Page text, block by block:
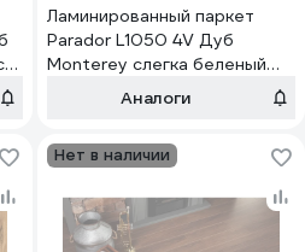
Ламинированный паркет
Parador L1050 4V Дуб
Monterey слегка беленый
(2,493 кв.м.) 1517684
Аналоги
Нет в наличии